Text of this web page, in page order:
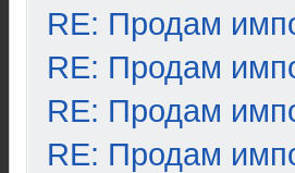
RE: Продам
RE: Продам
RE: Продам
RE: Продам